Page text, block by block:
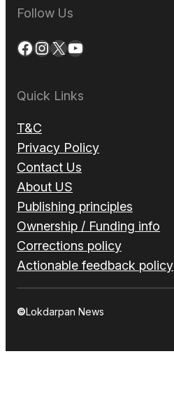
Follow Us
Facebook InstagramX YouTube
Quick Links
T&C
Privacy Policy
Contact Us
About US
Publishing principles
Ownership / Funding info
Corrections policy
Actionable feedback policy
©Lokdarpan News